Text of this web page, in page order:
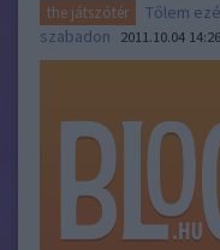
the játszótér
Tőlem
szabadon
2011.10.04